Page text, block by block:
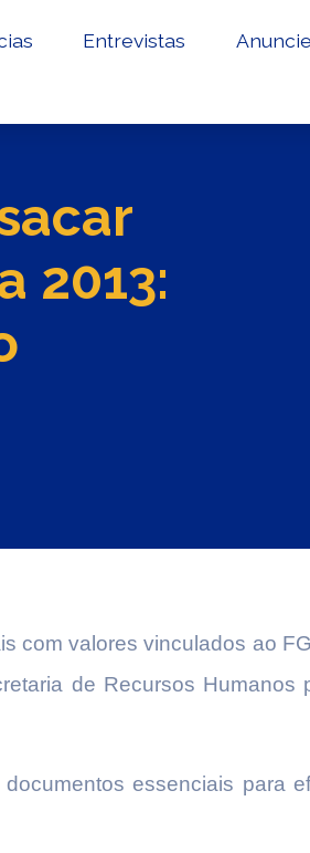
Entrevistas Anuncie
2013:
com valores vinculados ao
de Recursos Humanos
documentos essenciais para